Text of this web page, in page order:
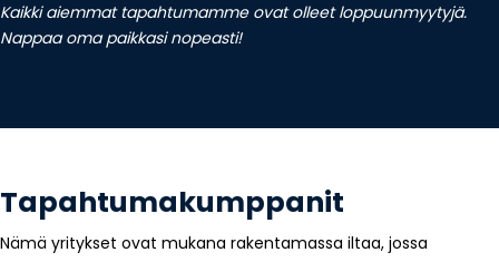
Kaikki aiemmat tapahtumamme ovat olleet loppuunmyytyjä.
Nappaa oma paikkasi nopeasti!
Tapahtumakumppanit
Nämä yritykset ovat mukana rakentamassa iltaa, jossa